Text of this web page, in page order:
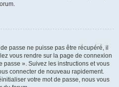
passe ne puisse pas être récupéré, il
vous rendre sur la page de connexion
passe ». Suivez les instructions et vous
connecter de nouveau rapidement.
votre mot de passe, nous vous